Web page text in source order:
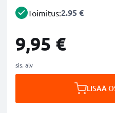
Toimitus:2.95 €
9,95 €
sis. alv
LISÄÄ